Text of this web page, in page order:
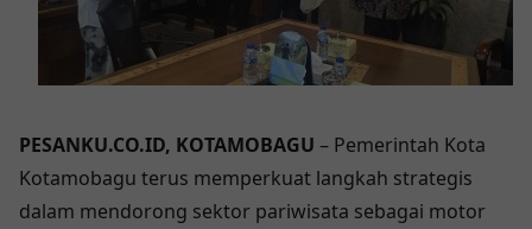
PESANKU.CO.ID, KOTAMOBAGU – Pemerintah Kota
Kotamobagu terus memperkuat langkah strategis
dalam mendorong sektor pariwisata sebagai motor